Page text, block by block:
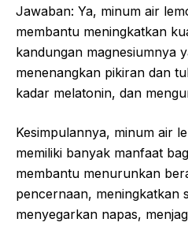
Jawaban: Ya, minum air
membantu meningkatkan
kandungan magnesiumnya
menenangkan pikiran dan
kadar melatonin, dan
Kesimpulannya, minum air
memiliki banyak manfaat
membantu menurunkan
pencernaan, meningkatkan
menyegarkan napas,